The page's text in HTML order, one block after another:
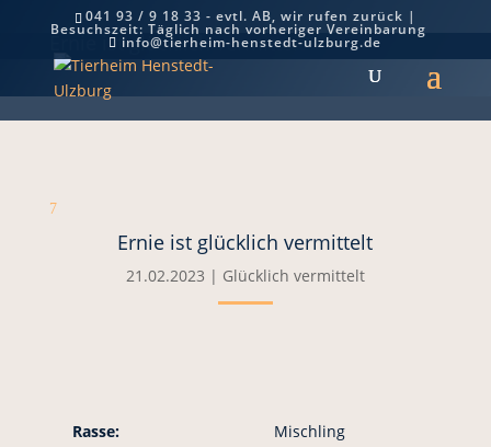
041 93 / 9 18 33 - evtl. AB, wir rufen zurück |
Besuchszeit: Täglich nach vorheriger Vereinbarung
info@tierheim-henstedt-ulzburg.de
Ernie ist glücklich vermittelt
7
Ernie ist glücklich vermittelt
21.02.2023 | Glücklich vermittelt
Rasse:
Mischling